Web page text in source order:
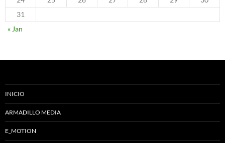
31
« Jan
INICIO
ARMADILLO MEDIA
E_MOTION